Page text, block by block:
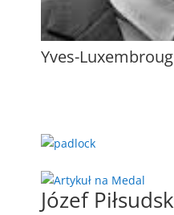
Yves-
Józef